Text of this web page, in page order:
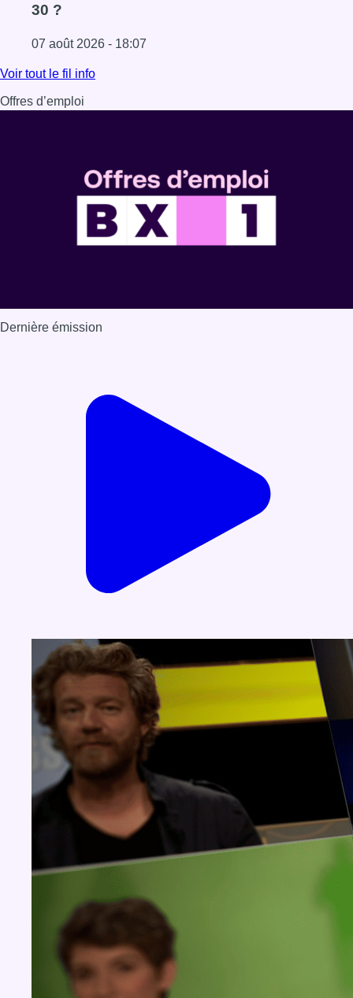
30 ?
07 août 2026 - 18:07
Lire l'article Les Bruxellois respectent mieux les zones 30
Voir tout le fil info
Offres d’emploi
Dernière émission